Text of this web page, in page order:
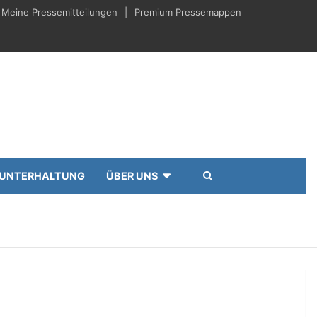
Meine Pressemitteilungen Premium Pressemappen
UNTERHALTUNG ÜBER UNS